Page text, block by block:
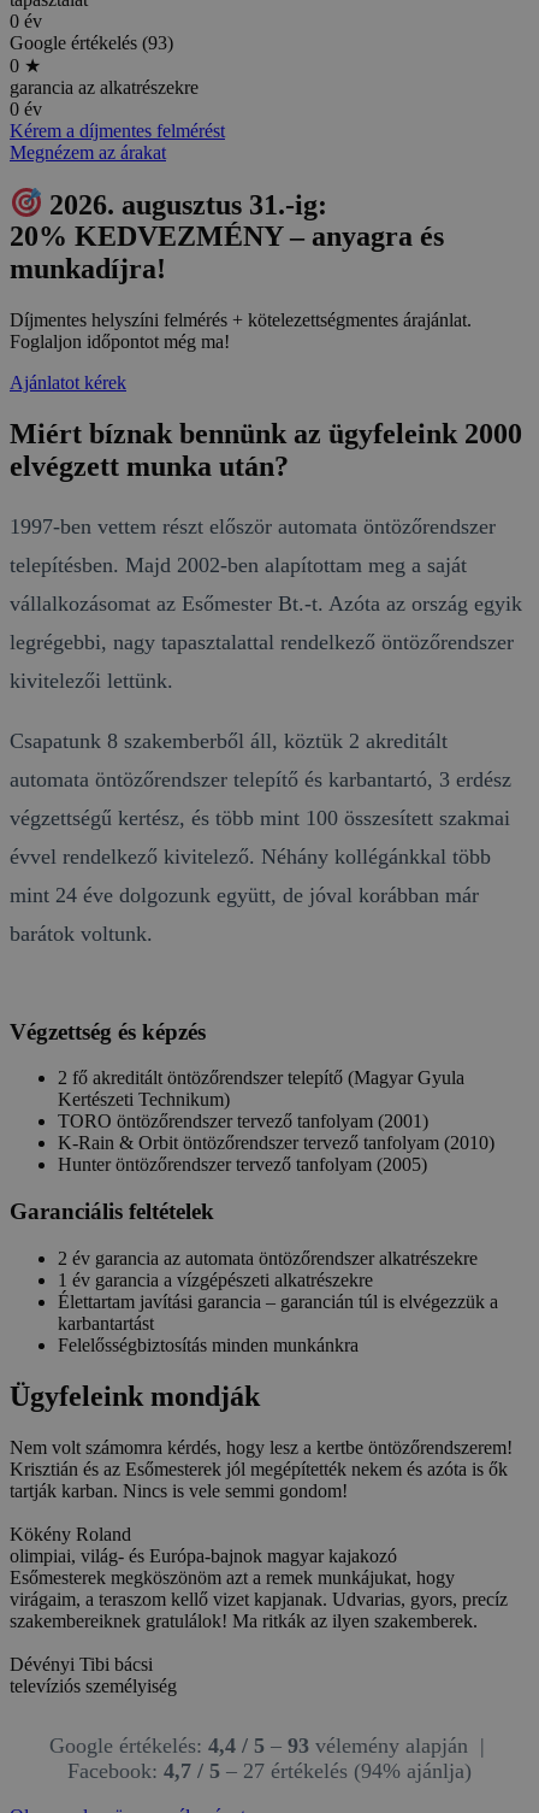
0 év
Google értékelés (93)
0 ★
garancia az alkatrészekre
0 év
Kérem a díjmentes felmérést
Megnézem az árakat
2026. augusztus 31.-ig:
20% KEDVEZMÉNY – anyagra és
munkadíjra!
Díjmentes helyszíni felmérés + kötelezettségmentes árajánlat.
Foglaljon időpontot még ma!
Ajánlatot kérek
Miért bíznak bennünk az ügyfeleink 2000
elvégzett munka után?
1997-ben vettem részt először automata öntözőrendszer
telepítésben. Majd 2002-ben alapítottam meg a saját
vállalkozásomat az Esőmester Bt.-t. Azóta az ország egyik
legrégebbi, nagy tapasztalattal rendelkező öntözőrendszer
kivitelezői lettünk.
Csapatunk 8 szakemberből áll, köztük 2 akreditált
automata öntözőrendszer telepítő és karbantartó, 3 erdész
végzettségű kertész, és több mint 100 összesített szakmai
évvel rendelkező kivitelező. Néhány kollégánkkal több
mint 24 éve dolgozunk együtt, de jóval korábban már
barátok voltunk.
Végzettség és képzés
2 fő akreditált öntözőrendszer telepítő (Magyar Gyula
Kertészeti Technikum)
TORO öntözőrendszer tervező tanfolyam (2001)
K-Rain & Orbit öntözőrendszer tervező tanfolyam (2010)
Hunter öntözőrendszer tervező tanfolyam (2005)
Garanciális feltételek
2 év garancia az automata öntözőrendszer alkatrészekre
1 év garancia a vízgépészeti alkatrészekre
Élettartam javítási garancia – garancián túl is elvégezzük a
karbantartást
Felelősségbiztosítás minden munkánkra
Ügyfeleink mondják
Nem volt számomra kérdés, hogy lesz a kertbe öntözőrendszerem!
Krisztián és az Esőmesterek jól megépítették nekem és azóta is ők
tartják karban. Nincs is vele semmi gondom!
Kökény Roland
olimpiai, világ- és Európa-bajnok magyar kajakozó
Esőmesterek megköszönöm azt a remek munkájukat, hogy
virágaim, a teraszom kellő vizet kapjanak. Udvarias, gyors, precíz
szakembereiknek gratulálok! Ma ritkák az ilyen szakemberek.
Dévényi Tibi bácsi
televíziós személyiség
Google értékelés: 4,4 / 5– 93vélemény alapján |
Facebook: 4,7 / 5 – 27 értékelés (94% ajánlja)